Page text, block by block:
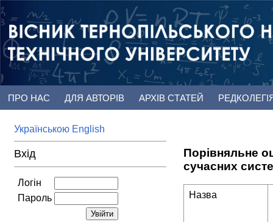
ПРО НАС ДЛЯ АВТОРІВ АРХІВ СТАТЕЙ
Українською English
Вхід
Логін
Пароль
Порівняльне
сучасних
Назва